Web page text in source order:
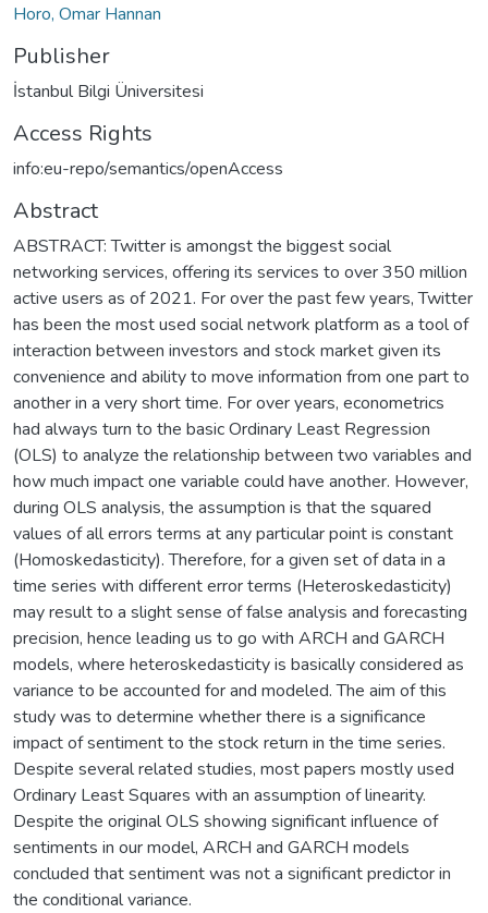
Horo, Omar Hannan
Publisher
İstanbul Bilgi Üniversitesi
Access Rights
info:eu-repo/semantics/openAccess
Abstract
ABSTRACT: Twitter is amongst the biggest social
networking services, offering its services to over 350 million
active users as of 2021. For over the past few years, Twitter
has been the most used social network platform as a tool of
interaction between investors and stock market given its
convenience and ability to move information from one part to
another in a very short time. For over years, econometrics
had always turn to the basic Ordinary Least Regression
(OLS) to analyze the relationship between two variables and
how much impact one variable could have another. However,
during OLS analysis, the assumption is that the squared
values of all errors terms at any particular point is constant
(Homoskedasticity). Therefore, for a given set of data in a
time series with different error terms (Heteroskedasticity)
may result to a slight sense of false analysis and forecasting
precision, hence leading us to go with ARCH and GARCH
models, where heteroskedasticity is basically considered as
variance to be accounted for and modeled. The aim of this
study was to determine whether there is a significance
impact of sentiment to the stock return in the time series.
Despite several related studies, most papers mostly used
Ordinary Least Squares with an assumption of linearity.
Despite the original OLS showing significant influence of
sentiments in our model, ARCH and GARCH models
concluded that sentiment was not a significant predictor in
the conditional variance.